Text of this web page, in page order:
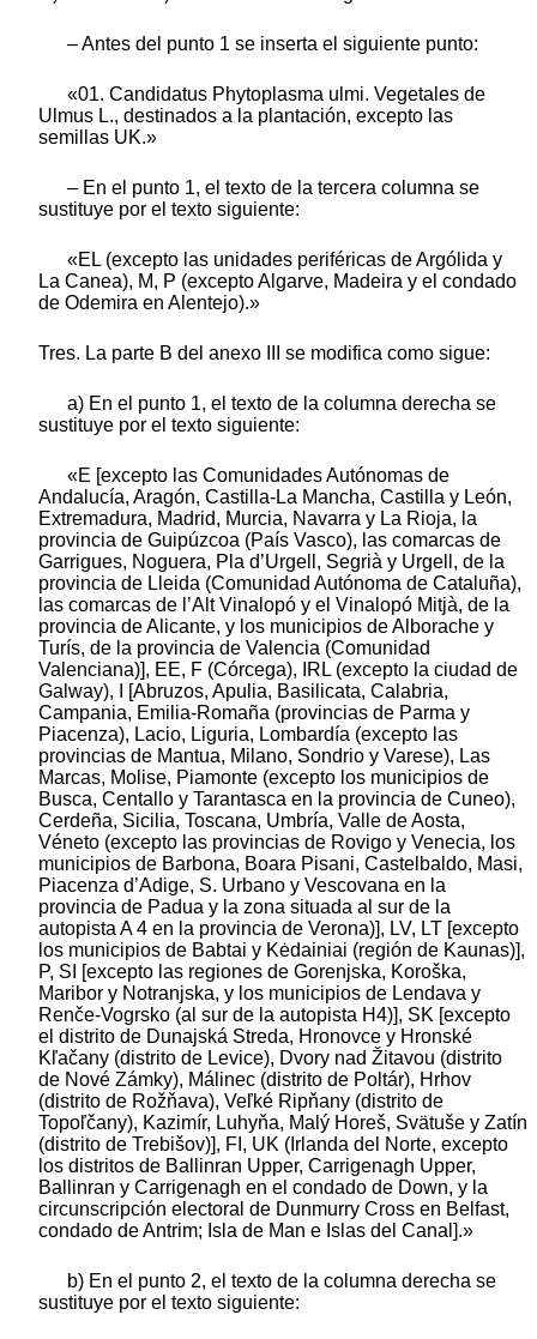
– Antes del punto 1 se inserta el siguiente punto:
«01. Candidatus Phytoplasma ulmi. Vegetales de
Ulmus L., destinados a la plantación, excepto las
semillas UK.»
– En el punto 1, el texto de la tercera columna se
sustituye por el texto siguiente:
«EL (excepto las unidades periféricas de Argólida y
La Canea), M, P (excepto Algarve, Madeira y el condado
de Odemira en Alentejo).»
Tres. La parte B del anexo III se modifica como sigue:
a) En el punto 1, el texto de la columna derecha se
sustituye por el texto siguiente:
«E [excepto las Comunidades Autónomas de
Andalucía, Aragón, Castilla-La Mancha, Castilla y León,
Extremadura, Madrid, Murcia, Navarra y La Rioja, la
provincia de Guipúzcoa (País Vasco), las comarcas de
Garrigues, Noguera, Pla d’Urgell, Segrià y Urgell, de la
provincia de Lleida (Comunidad Autónoma de Cataluña),
las comarcas de l’Alt Vinalopó y el Vinalopó Mitjà, de la
provincia de Alicante, y los municipios de Alborache y
Turís, de la provincia de Valencia (Comunidad
Valenciana)], EE, F (Córcega), IRL (excepto la ciudad de
Galway), I [Abruzos, Apulia, Basilicata, Calabria,
Campania, Emilia-Romaña (provincias de Parma y
Piacenza), Lacio, Liguria, Lombardía (excepto las
provincias de Mantua, Milano, Sondrio y Varese), Las
Marcas, Molise, Piamonte (excepto los municipios de
Busca, Centallo y Tarantasca en la provincia de Cuneo),
Cerdeña, Sicilia, Toscana, Umbría, Valle de Aosta,
Véneto (excepto las provincias de Rovigo y Venecia, los
municipios de Barbona, Boara Pisani, Castelbaldo, Masi,
Piacenza d’Adige, S. Urbano y Vescovana en la
provincia de Padua y la zona situada al sur de la
autopista A 4 en la provincia de Verona)], LV, LT [excepto
los municipios de Babtai y Kėdainiai (región de Kaunas)],
P, SI [excepto las regiones de Gorenjska, Koroška,
Maribor y Notranjska, y los municipios de Lendava y
Renče-Vogrsko (al sur de la autopista H4)], SK [excepto
el distrito de Dunajská Streda, Hronovce y Hronské
Kľačany (distrito de Levice), Dvory nad Žitavou (distrito
de Nové Zámky), Málinec (distrito de Poltár), Hrhov
(distrito de Rožňava), Veľké Ripňany (distrito de
Topoľčany), Kazimír, Luhyňa, Malý Horeš, Svätuše y Zatín
(distrito de Trebišov)], FI, UK (Irlanda del Norte, excepto
los distritos de Ballinran Upper, Carrigenagh Upper,
Ballinran y Carrigenagh en el condado de Down, y la
circunscripción electoral de Dunmurry Cross en Belfast,
condado de Antrim; Isla de Man e Islas del Canal].»
b) En el punto 2, el texto de la columna derecha se
sustituye por el texto siguiente: